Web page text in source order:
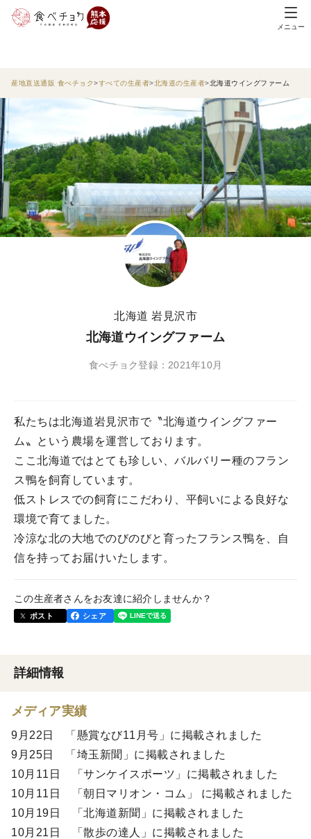
メニュー
産地直送通販 食べチョク すべての生産者 北海道の生産者 北海道ウイングファーム
北海道 岩見沢市
北海道ウイングファーム
食べチョク登録：2021年10月
私たちは北海道岩見沢市で〝北海道ウイングファー
ム〟という農場を運営しております。
ここ北海道ではとても珍しい、バルバリー種のフラン
ス鴨を飼育しています。
低ストレスでの飼育にこだわり、平飼いによる良好な
環境で育てました。
冷涼な北の大地でのびのびと育ったフランス鴨を、自
信を持ってお届けいたします。
この生産者さんをお友達に紹介しませんか？
ポスト シェア
詳細情報
メディア実績
9月22日 「懸賞なび11月号」に掲載されました
9月25日 「埼玉新聞」に掲載されました
10月11日 「サンケイスポーツ」に掲載されました
10月11日 「朝日マリオン・コム」 に掲載されました
10月19日 「北海道新聞」に掲載されました
10月21日 「散歩の達人」に掲載されました